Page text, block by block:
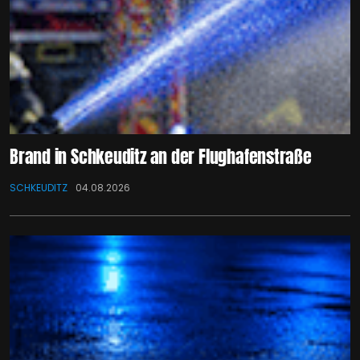
Brand in Schkeuditz an der Flughafenstraße
SCHKEUDITZ 04.08.2026